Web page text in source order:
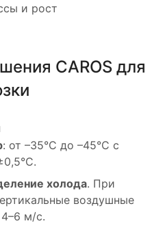
и рост
CAROS для
: от –35°C до –45°C с
холода. При
воздушные
м/с.